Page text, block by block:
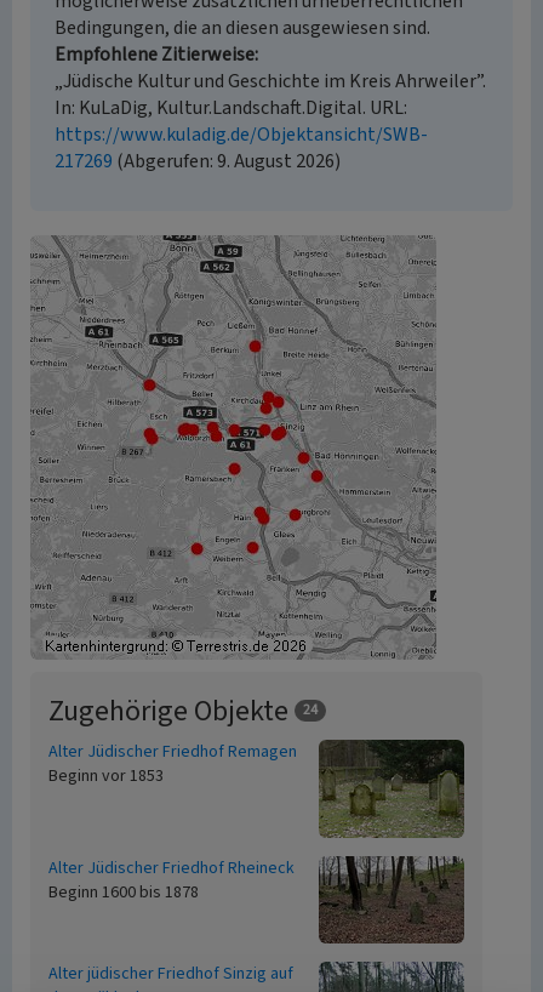
Bedingungen, die an diesen ausgewiesen sind.
Empfohlene Zitierweise
„Jüdische Kultur und Geschichte im Kreis Ahrweiler”.
In: KuLaDig, Kultur.Landschaft.Digital. URL:
https://www.kuladig.de/Objektansicht/SWB-
217269 (Abgerufen: 9. August 2026)
Zugehörige Objekte 24
Alter Jüdischer Friedhof Remagen
Beginn vor 1853
Alter Jüdischer Friedhof Rheineck
Beginn 1600 bis 1878
Alter jüdischer Friedhof Sinzig auf